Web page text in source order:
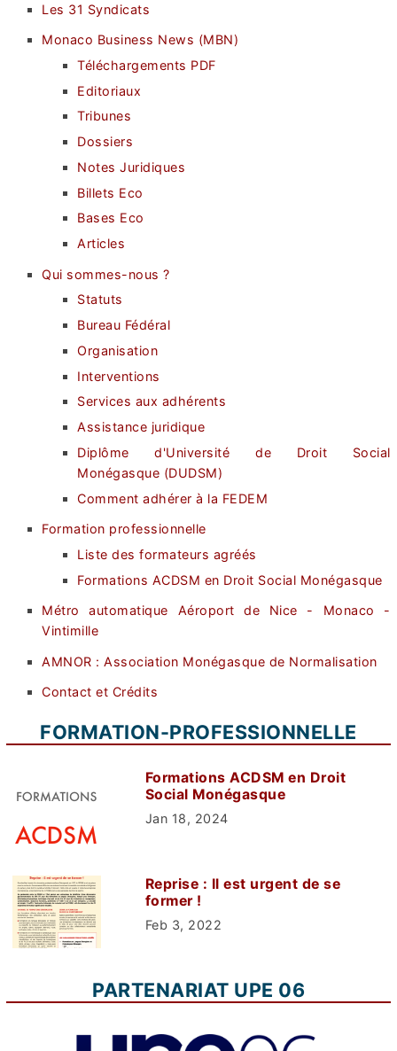
Les 31 Syndicats
Monaco Business News (MBN)
Téléchargements PDF
Editoriaux
Tribunes
Dossiers
Notes Juridiques
Billets Eco
Bases Eco
Articles
Qui sommes-nous ?
Statuts
Bureau Fédéral
Organisation
Interventions
Services aux adhérents
Assistance juridique
Diplôme d'Université de Droit Social
Monégasque (DUDSM)
Comment adhérer à la FEDEM
Formation professionnelle
Liste des formateurs agréés
Formations ACDSM en Droit Social Monégasque
Métro automatique Aéroport de Nice - Monaco -
Vintimille
AMNOR : Association Monégasque de Normalisation
Contact et Crédits
FORMATION-PROFESSIONNELLE
Formations ACDSM en Droit
Social Monégasque
Jan 18, 2024
Reprise : Il est urgent de se
former !
Feb 3, 2022
PARTENARIAT UPE 06